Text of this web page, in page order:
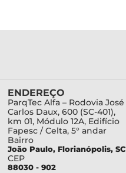
ENDEREÇO
ParqTec Alfa – Rodovia José
Carlos Daux, 600 (SC-401),
km 01, Módulo 12A, Edifício
Fapesc / Celta, 5° andar
Bairro
João Paulo, Florianópolis, SC
CEP
88030 - 902